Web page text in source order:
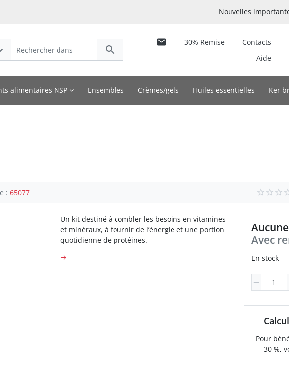
Nouvelles
30% Remise
Contacts
Aide
alimentaires NSP Ensembles Crèmes/gels Huiles essentielles Ker
: 65077
Avec
En stock
Pour
30 %,
Un kit destiné à combler les besoins en vitamines
et minéraux, à fournir de l’énergie et une portion
quotidienne de protéines.
→